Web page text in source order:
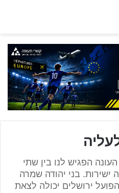
הפגיש לנו בין שתי
ישירות. בני יהודה שמרה
ירושלים יכולה לצאת